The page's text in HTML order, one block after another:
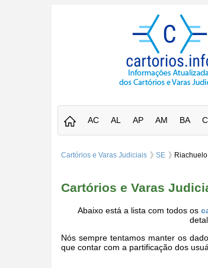
AC AL AP AM BA
Cartórios e Varas Judiciais SE Riachuelo
Cartórios e Varas
Abaixo está a lista com todos os
Nós sempre tentamos manter os
que contar com a partificação dos